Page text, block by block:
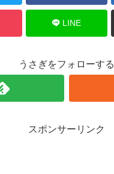
LINE
うさぎをフォローする
スポンサーリンク